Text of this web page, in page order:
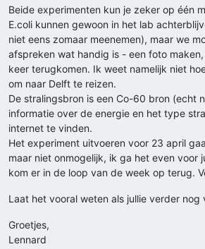
Beide experimenten kun je zeker op één
E.coli kunnen gewoon in het lab
niet eens zomaar meenemen), maar we
afspreken wat handig is - een foto
keer terugkomen. Ik weet namelijk niet
om naar Delft te reizen.
De stralingsbron is een Co-60 bron (echt
informatie over de energie en het type
internet te vinden.
Het experiment uitvoeren voor 23 april
maar niet onmogelijk, ik ga het even voor
kom er in de loop van de week op terug.
Laat het vooral weten als jullie verder nog
Groetjes,
Lennard